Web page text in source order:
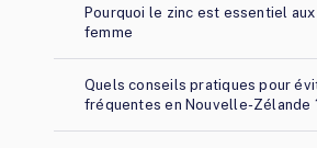
Pourquoi le zinc est essentiel
femme
Quels conseils pratiques pour
fréquentes en Nouvelle-Zélande